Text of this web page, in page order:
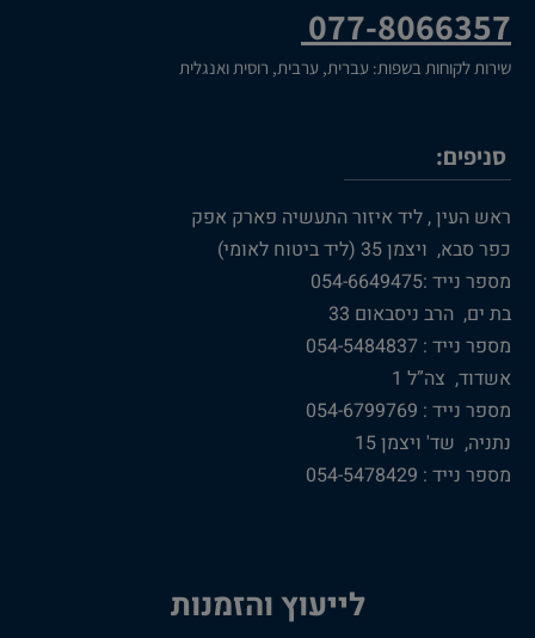
077-8066357
שירות לקוחות בשפות: עברית, ערבית, רוסית ואנגלית
סניפים:
ראש העין , ליד איזור התעשיה פארק אפק
כפר סבא, ויצמן 35 (ליד ביטוח לאומי)
מספר נייד :054-6649475
בת ים, הרב ניסבאום 33
מספר נייד : 054-5484837
אשדוד, צה”ל 1
מספר נייד : 054-6799769
נתניה, שד' ויצמן 15
מספר נייד : 054-5478429
לייעוץ והזמנות